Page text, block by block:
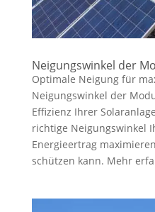
Neigungswinkel der
Optimale Neigung für
Neigungswinkel der
Effizienz Ihrer
richtige Neigungswinkel
Energieertrag
schützen kann. Mehr